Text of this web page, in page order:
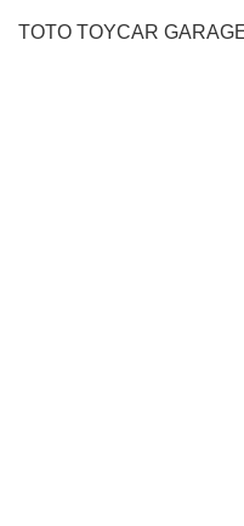
TOTO TOYCAR